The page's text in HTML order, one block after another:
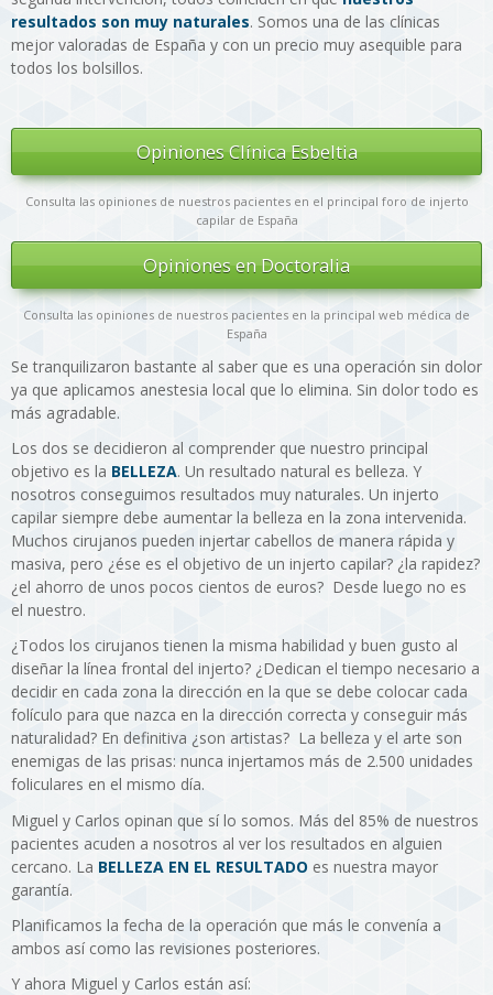
resultados son muy naturales. Somos una de las clínicas
mejor valoradas de España y con un precio muy asequible para
todos los bolsillos.
Opiniones Clínica Esbeltia
Consulta las opiniones de nuestros pacientes en el principal foro de injerto
capilar de España
Opiniones en Doctoralia
Consulta las opiniones de nuestros pacientes en la principal web médica de
España
Se tranquilizaron bastante al saber que es una operación sin dolor
ya que aplicamos anestesia local que lo elimina. Sin dolor todo es
más agradable.
Los dos se decidieron al comprender que nuestro principal
objetivo es la BELLEZA. Un resultado natural es belleza. Y
nosotros conseguimos resultados muy naturales. Un injerto
capilar siempre debe aumentar la belleza en la zona intervenida.
Muchos cirujanos pueden injertar cabellos de manera rápida y
masiva, pero ¿ése es el objetivo de un injerto capilar? ¿la rapidez?
¿el ahorro de unos pocos cientos de euros? Desde luego no es
el nuestro.
¿Todos los cirujanos tienen la misma habilidad y buen gusto al
diseñar la línea frontal del injerto? ¿Dedican el tiempo necesario a
decidir en cada zona la dirección en la que se debe colocar cada
folículo para que nazca en la dirección correcta y conseguir más
naturalidad? En definitiva ¿son artistas? La belleza y el arte son
enemigas de las prisas: nunca injertamos más de 2.500 unidades
foliculares en el mismo día.
Miguel y Carlos opinan que sí lo somos. Más del 85% de nuestros
pacientes acuden a nosotros al ver los resultados en alguien
cercano. La BELLEZA EN EL RESULTADO es nuestra mayor
garantía.
Planificamos la fecha de la operación que más le convenía a
ambos así como las revisiones posteriores.
Y ahora Miguel y Carlos están así: